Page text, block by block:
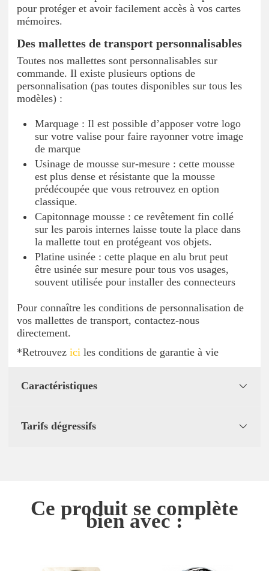
pour protéger et avoir facilement accès à vos cartes
mémoires.
Des mallettes de transport personnalisables
Toutes nos mallettes sont personnalisables sur
commande. Il existe plusieurs options de
personnalisation (pas toutes disponibles sur tous les
modèles) :
Marquage : Il est possible d’apposer votre logo
sur votre valise pour faire rayonner votre image
de marque
Usinage de mousse sur-mesure : cette mousse
est plus dense et résistante que la mousse
prédécoupée que vous retrouvez en option
classique.
Capitonnage mousse : ce revêtement fin collé
sur les parois internes laisse toute la place dans
la mallette tout en protégeant vos objets.
Platine usinée : cette plaque en alu brut peut
être usinée sur mesure pour tous vos usages,
souvent utilisée pour installer des connecteurs
Pour connaître les conditions de personnalisation de
vos mallettes de transport, contactez-nous
directement.
*Retrouvez ici les conditions de garantie à vie
Caractéristiques
Tarifs dégressifs
Ce produit se complète
bien avec :